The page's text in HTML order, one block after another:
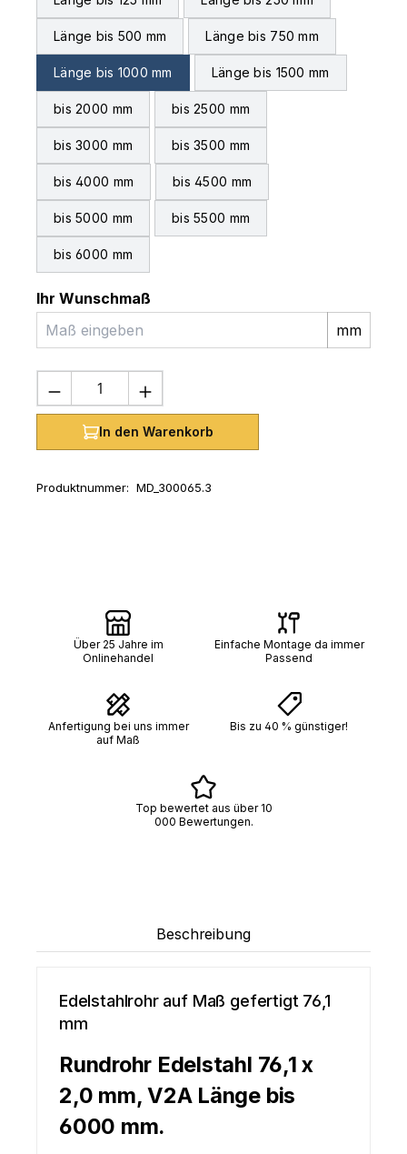
Länge bis 500 mm Länge bis 750 mm
Länge bis 1000 mm Länge bis 1500 mm
bis 2000 mm bis 2500 mm
bis 3000 mm bis 3500 mm
bis 4000 mm bis 4500 mm
bis 5000 mm bis 5500 mm
bis 6000 mm
Ihr Wunschmaß
mm
Produkt Anzahl: Gib den
In den Warenkorb
Produktnummer: MD_300065.3
Über 25 Jahre im
Onlinehandel
Einfache Montage da immer
Passend
Anfertigung bei uns immer
auf Maß
Bis zu 40 % günstiger!
Top bewertet aus über 10
000 Bewertungen.
Beschreibung
Edelstahlrohr auf Maß gefertigt 76,1
mm
Rundrohr Edelstahl 76,1 x
2,0 mm, V2A Länge bis
6000 mm.